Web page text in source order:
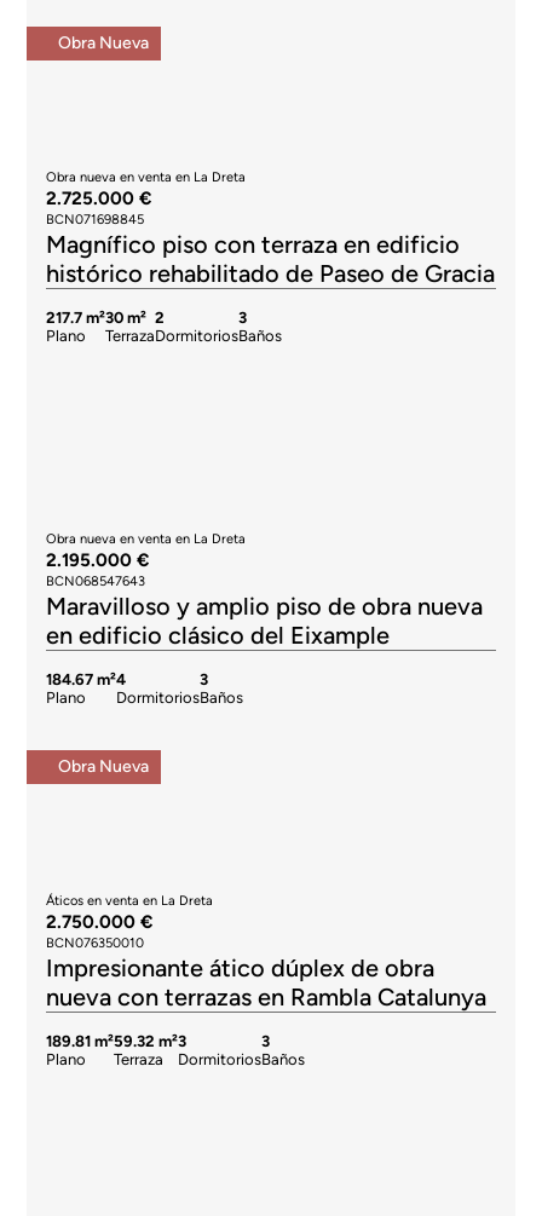
Obra Nueva
Obra nueva en venta en La Dreta
2.725.000 €
BCN071698845
Magnífico piso con terraza en edificio
histórico rehabilitado de Paseo de Gracia
217.7 m²
Plano
30 m²
Terraza
2
Dormitorios
3
Baños
Obra nueva en venta en La Dreta
2.195.000 €
BCN068547643
Maravilloso y amplio piso de obra nueva
en edificio clásico del Eixample
184.67 m²
Plano
4
Dormitorios
3
Baños
Obra Nueva
Áticos en venta en La Dreta
2.750.000 €
BCN076350010
Impresionante ático dúplex de obra
nueva con terrazas en Rambla Catalunya
189.81 m²
Plano
59.32 m²
Terraza
3
Dormitorios
3
Baños